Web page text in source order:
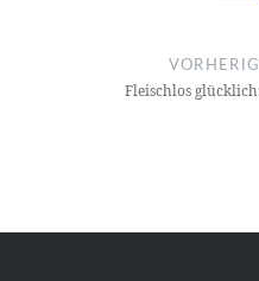
Navigation
Fleischlos